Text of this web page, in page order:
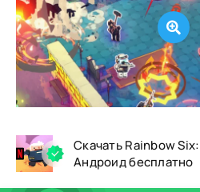
Скачать Rainbow Six:
Андроид бесплатно